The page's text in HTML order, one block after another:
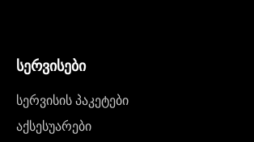
სერვისები
სერვისის პაკეტები
აქსესუარები